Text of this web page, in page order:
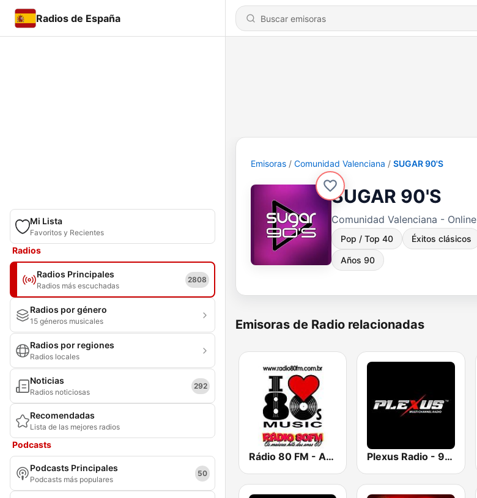
Radios de España
Mi Lista
Favoritos y Recientes
Radios
Radios Principales
Radios más escuchadas
2808
Radios por género
15 géneros musicales
Radios por regiones
Radios locales
Noticias
Radios noticiosas
292
Recomendadas
Lista de las mejores radios
Podcasts
Podcasts Principales
Podcasts más populares
50
Emisoras Comunidad Valenciana SUGAR 90'S
SUGAR 90'S
Comunidad Valenciana - Online
Pop / Top 40 Éxitos clásicos
Años 90
Emisoras de Radio relacionadas
Rádio 80 FM - Anos 80 Plexus Radio - 90's Dance Classics